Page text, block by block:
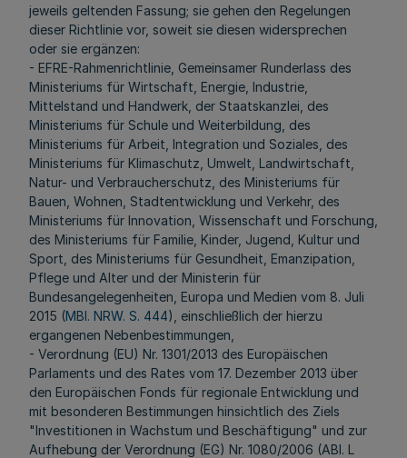
jeweils geltenden Fassung; sie gehen den Regelungen
dieser Richtlinie vor, soweit sie diesen widersprechen
oder sie ergänzen:
- EFRE-Rahmenrichtlinie, Gemeinsamer Runderlass des
Ministeriums für Wirtschaft, Energie, Industrie,
Mittelstand und Handwerk, der Staatskanzlei, des
Ministeriums für Schule und Weiterbildung, des
Ministeriums für Arbeit, Integration und Soziales, des
Ministeriums für Klimaschutz, Umwelt, Landwirtschaft,
Natur- und Verbraucherschutz, des Ministeriums für
Bauen, Wohnen, Stadtentwicklung und Verkehr, des
Ministeriums für Innovation, Wissenschaft und Forschung,
des Ministeriums für Familie, Kinder, Jugend, Kultur und
Sport, des Ministeriums für Gesundheit, Emanzipation,
Pflege und Alter und der Ministerin für
Bundesangelegenheiten, Europa und Medien vom 8. Juli
2015 (MBl. NRW. S. 444), einschließlich der hierzu
ergangenen Nebenbestimmungen,
- Verordnung (EU) Nr. 1301/2013 des Europäischen
Parlaments und des Rates vom 17. Dezember 2013 über
den Europäischen Fonds für regionale Entwicklung und
mit besonderen Bestimmungen hinsichtlich des Ziels
"Investitionen in Wachstum und Beschäftigung" und zur
Aufhebung der Verordnung (EG) Nr. 1080/2006 (ABl. L